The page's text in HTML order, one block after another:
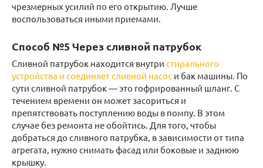
чрезмерных усилий по его открытию. Лучше
воспользоваться иными приемами.
Способ №5 Через сливной патрубок
Сливной патрубок находится внутри стирального
устройства и соединяет сливной насос и бак машины. По
сути сливной патрубок — это гофрированный шланг. С
течением времени он может засориться и
препятствовать поступлению воды в помпу. В этом
случае без ремонта не обойтись. Для того, чтобы
добраться до сливного патрубка, в зависимости от типа
агрегата, нужно снимать фасад или боковые и заднюю
крышку.